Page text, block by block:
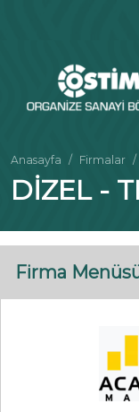
Anasayfa Firmalar
DİZEL -
Firma